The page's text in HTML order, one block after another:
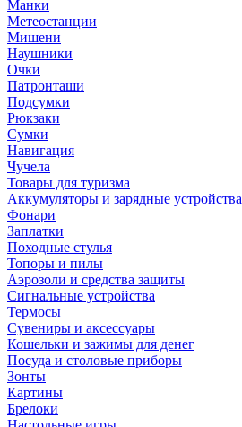
Манки
Метеостанции
Мишени
Наушники
Очки
Патронташи
Подсумки
Рюкзаки
Сумки
Навигация
Чучела
Товары для туризма
Аккумуляторы и зарядные устройства
Фонари
Заплатки
Походные стулья
Топоры и пилы
Аэрозоли и средства защиты
Сигнальные устройства
Термосы
Сувениры и аксессуары
Кошельки и зажимы для денег
Посуда и столовые приборы
Зонты
Картины
Брелоки